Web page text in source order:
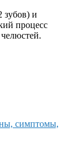
зубов) и
процесс
симптомы,